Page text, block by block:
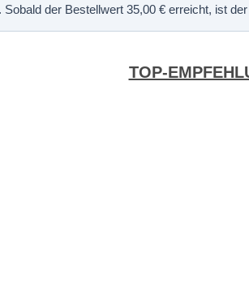
der Bestellwert 35,00 € erreicht, ist
TOP-